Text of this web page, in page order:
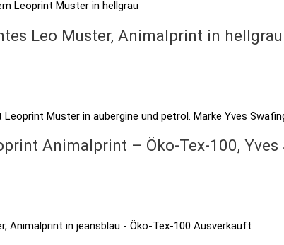
Leo Muster, Animalprint in
Animalprint – Öko-Tex-100, Yves
Ausverkauft